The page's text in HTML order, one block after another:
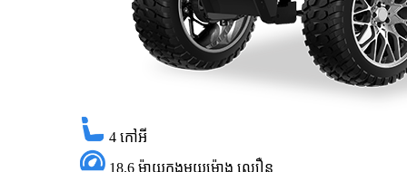
4 កៅអី
18.6 ម៉ាយក្នុងមួយម៉ោង ល្បឿន